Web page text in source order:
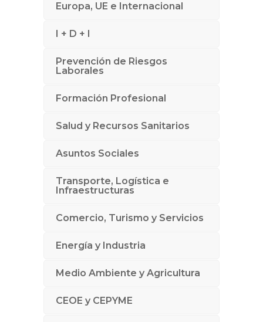
Europa, UE e Internacional
I + D + I
Prevención de Riesgos
Laborales
Formación Profesional
Salud y Recursos Sanitarios
Asuntos Sociales
Transporte, Logística e
Infraestructuras
Comercio, Turismo y Servicios
Energía y Industria
Medio Ambiente y Agricultura
CEOE y CEPYME